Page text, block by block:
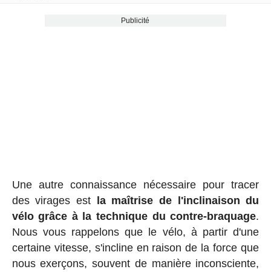
Publicité
Une autre connaissance nécessaire pour tracer
des virages est la maîtrise de l'inclinaison du
vélo grâce à la technique du contre-braquage.
Nous vous rappelons que le vélo, à partir d'une
certaine vitesse, s'incline en raison de la force que
nous exerçons, souvent de manière inconsciente,